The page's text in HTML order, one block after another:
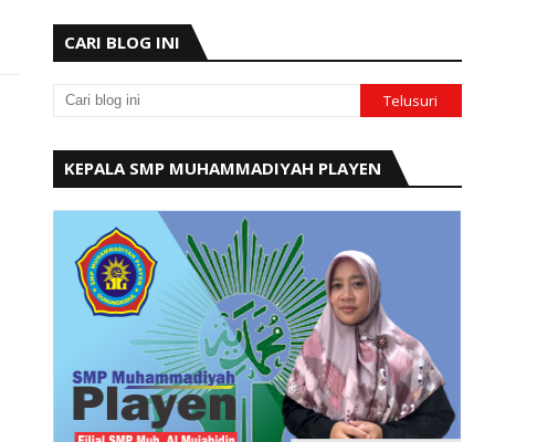
CARI BLOG INI
KEPALA SMP MUHAMMADIYAH PLAYEN